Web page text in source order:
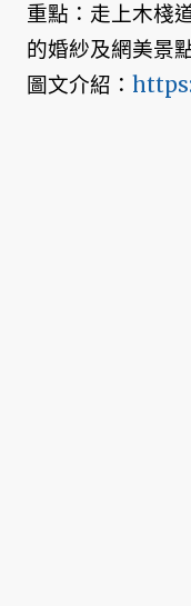
重點：走上木棧
的婚紗及網美景
圖文介紹：